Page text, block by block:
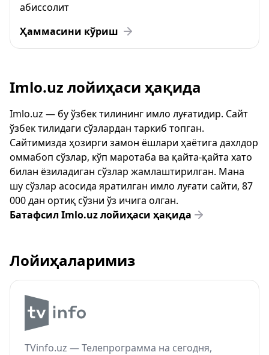
абиссолит
Ҳаммасини кўриш
Imlo.uz лойиҳаси ҳақида
Imlo.uz — бу ўзбек тилининг имло луғатидир. Сайт
ўзбек тилидаги сўзлардан таркиб топган.
Сайтимизда ҳозирги замон ёшлари ҳаётига дахлдор
оммабоп сўзлар, кўп маротаба ва қайта-қайта хато
билан ёзиладиган сўзлар жамлаштирилган. Мана
шу сўзлар асосида яратилган имло луғати сайти, 87
000 дан ортиқ сўзни ўз ичига олган.
Батафсил Imlo.uz лойиҳаси ҳақида
Лойиҳаларимиз
TVinfo.uz — Телепрограмма на сегодня,